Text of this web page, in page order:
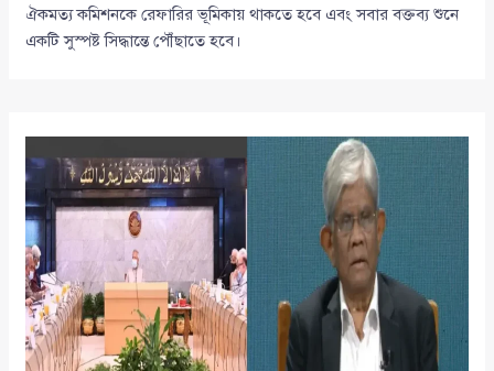
ঐকমত্য কমিশনকে রেফারির ভূমিকায় থাকতে হবে এবং সবার বক্তব্য শুনে
একটি সুস্পষ্ট সিদ্ধান্তে পৌঁছাতে হবে।